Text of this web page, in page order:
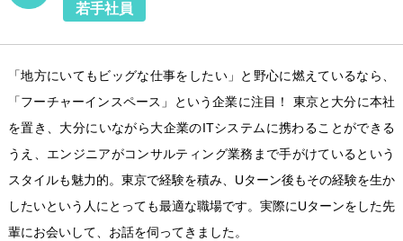
若手社員
「地方にいてもビッグな仕事をしたい」と野心に燃えているなら、
「フーチャーインスペース」という企業に注目！ 東京と大分に本社
を置き、大分にいながら大企業のITシステムに携わることができる
うえ、エンジニアがコンサルティング業務まで手がけているという
スタイルも魅力的。東京で経験を積み、Uターン後もその経験を生か
したいという人にとっても最適な職場です。実際にUターンをした先
輩にお会いして、お話を伺ってきました。